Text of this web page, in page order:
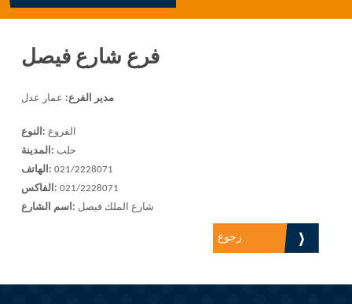
فرع شارع فيصل
مدير الفرع: عمار عدل
النوع: الفروع
المدينة: حلب
الهاتف: 021/2228071
الفاكس: 021/2228071
اسم الشارع: شارع الملك فيصل
رجوع